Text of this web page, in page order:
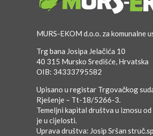
MURS-EKOM d.o.o. za komunalne
Trg bana Josipa Jelačića 10
40 315 Mursko Središće, Hrvatska
OIB: 34333795582
Upisano u registar Trgovačkog
Rješenje – Tt-18/5266-3.
Temeljni kapital društva u iznosu
je u cijelosti.
Uprava društva: Josip Sršan